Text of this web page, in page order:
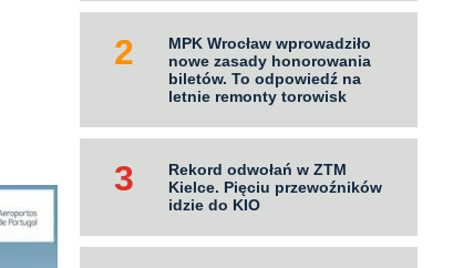
MPK Wrocław wprowadziło
nowe zasady honorowania
biletów. To odpowiedź na
letnie remonty torowisk
Rekord odwołań w ZTM
Kielce. Pięciu przewoźników
idzie do KIO